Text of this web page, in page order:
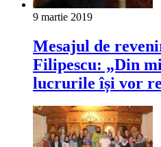
9 martie 2019
Mesajul de
Filipescu: „Din
lucrurile își vor